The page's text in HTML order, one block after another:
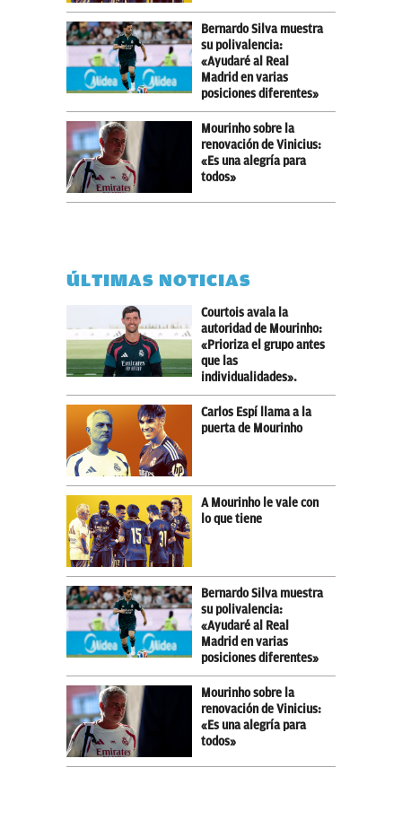
Bernardo Silva muestra
su polivalencia:
«Ayudaré al Real
Madrid en varias
posiciones diferentes»
Mourinho sobre la
renovación de Vinicius:
«Es una alegría para
todos»
ÚLTIMAS NOTICIAS
Courtois avala la
autoridad de Mourinho:
«Prioriza el grupo antes
que las
individualidades».
Carlos Espí llama a la
puerta de Mourinho
A Mourinho le vale con
lo que tiene
Bernardo Silva muestra
su polivalencia:
«Ayudaré al Real
Madrid en varias
posiciones diferentes»
Mourinho sobre la
renovación de Vinicius:
«Es una alegría para
todos»